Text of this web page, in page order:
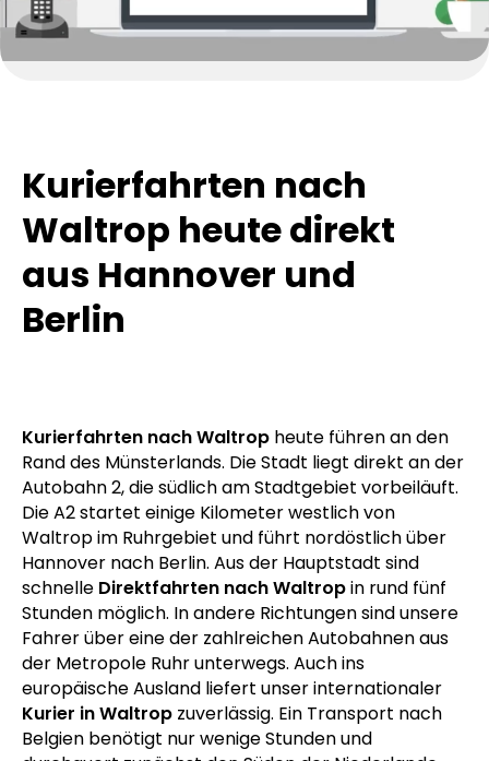
Kurierfahrten nach
Waltrop heute direkt
Berlin
Kurierfahrten nach Waltropheute führen an den
Rand des Münsterlands. Die Stadt liegt direkt an der
Autobahn 2, die südlich am Stadtgebiet vorbeiläuft.
Die A2 startet einige Kilometer westlich von
Waltrop im Ruhrgebiet und führt nordöstlich über
Hannover nach Berlin. Aus der Hauptstadt sind
schnelleDirektfahrten nach Waltropin rund fünf
Stunden möglich. In andere Richtungen sind unsere
Fahrer über eine der zahlreichen Autobahnen aus